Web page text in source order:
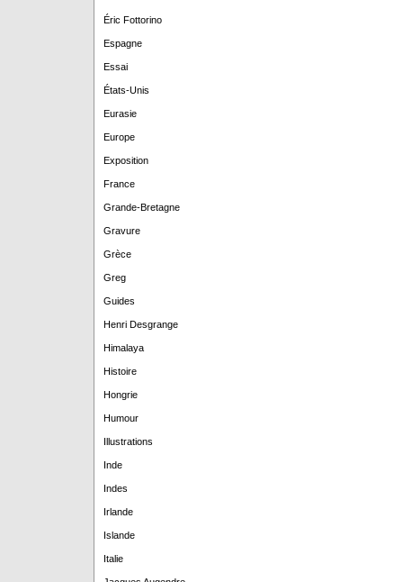
Éric Fottorino
Espagne
Essai
États-Unis
Eurasie
Europe
Exposition
France
Grande-Bretagne
Gravure
Grèce
Greg
Guides
Henri Desgrange
Himalaya
Histoire
Hongrie
Humour
Illustrations
Inde
Indes
Irlande
Islande
Italie